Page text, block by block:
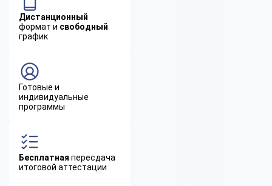
Дистанционный
формат и свободный
график
Готовые и
индивидуальные
программы
Бесплатная пересдача
итоговой аттестации